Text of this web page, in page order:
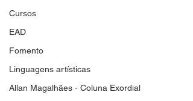
Cursos
EAD
Fomento
Linguagens artísticas
Allan Magalhães - Coluna Exordial